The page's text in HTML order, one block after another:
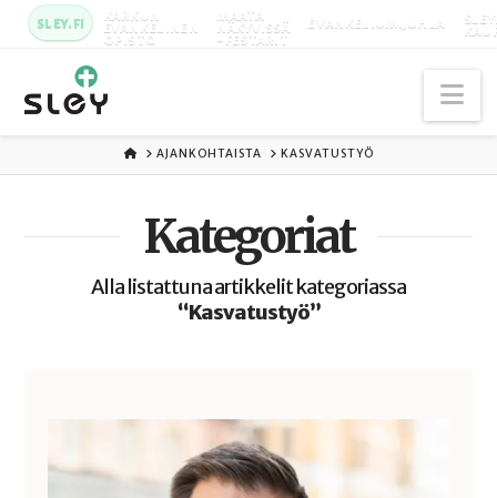
SLEY.FI KARKUN
EVANKELINEN
OPISTO
MAATA
NÄKYVISSÄ
-FESTARIT
EVANKELIUMIJUHLA
ETUSIVU
AJANKOHTAISTA KASVATUSTYÖ
Kategoriat
Alla listattuna artikkelit kategoriassa
“Kasvatustyö”